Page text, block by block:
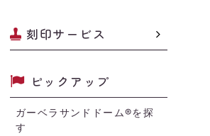
刻印サービス
ピックアップ
ガーベラサンドドーム®を探
す